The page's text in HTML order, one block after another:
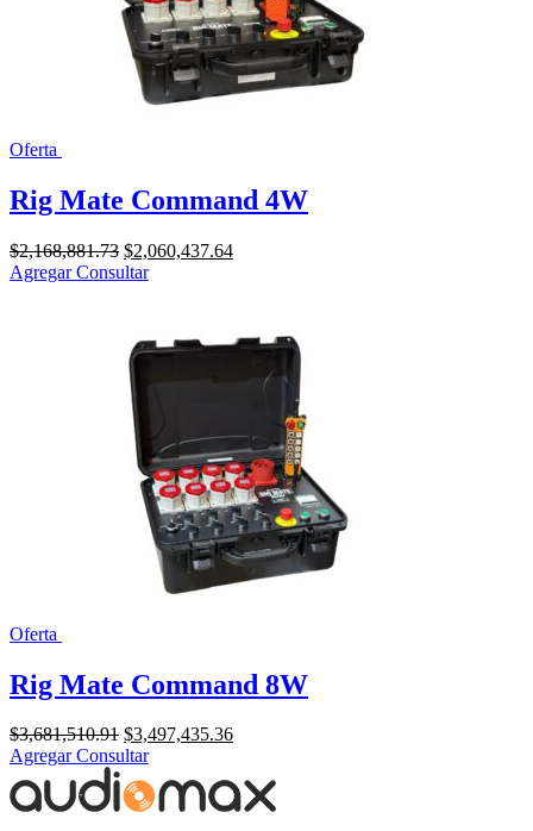
Oferta
Rig Mate Command 4W
$2,168,881.73 El
precio
$2,168,881.73.
$2,060,437.64El
$2,060,437.64.
AgregarConsultar
Oferta
Rig Mate Command 8W
$3,681,510.91 El
precio
original
era:
$3,681,510.91.
$3,497,435.36El
actual
es:
$3,497,435.36.
AgregarConsultar